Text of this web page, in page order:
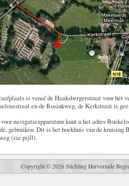
is vanaf de Haaksbergerstraat voor het
en de Rosinkweg, de Kerkstraat is
navigatieapparatuur kunt u het adres
gebruiken. Dit is het hoekhuis van de kruising
(zie pijll).
Copyright © 2026 Stichting Hervormde